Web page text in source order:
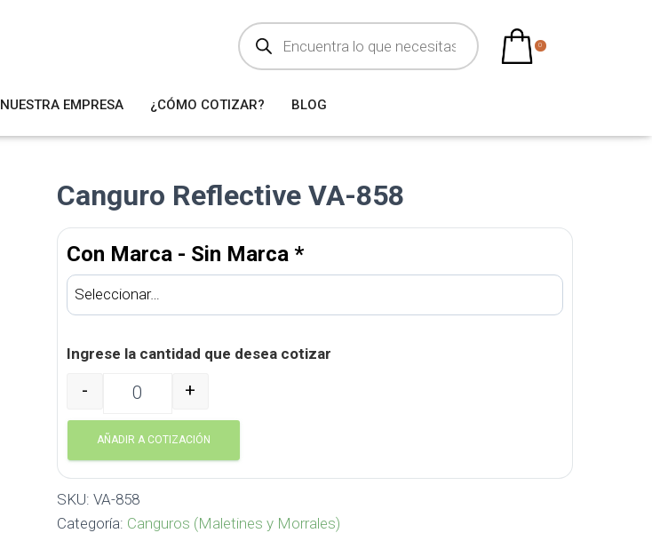
ú
q
a
d
t
o
0
NUESTRA EMPRESA ¿CÓMO COTIZAR? BLOG
Canguro Reflective VA-858
Con Marca - Sin Marca *
Ingrese la cantidad que desea cotizar
Canguro Reflective VA-858 cantidad
- +
AÑADIR A COTIZACIÓN
SKU: VA-858
Categoría: Canguros (Maletines y Morrales)